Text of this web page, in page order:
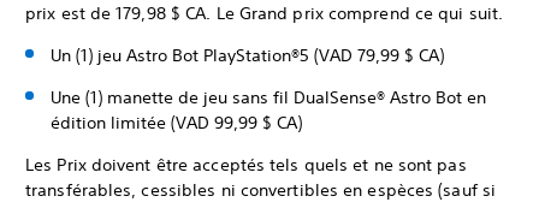
prix est de 179,98 $ CA. Le Grand prix comprend ce qui suit.
Un (1) jeu Astro Bot PlayStation®5 (VAD 79,99 $ CA)
Une (1) manette de jeu sans fil DualSense® Astro Bot en
édition limitée (VAD 99,99 $ CA)
Les Prix doivent être acceptés tels quels et ne sont pas
transférables, cessibles ni convertibles en espèces (sauf si